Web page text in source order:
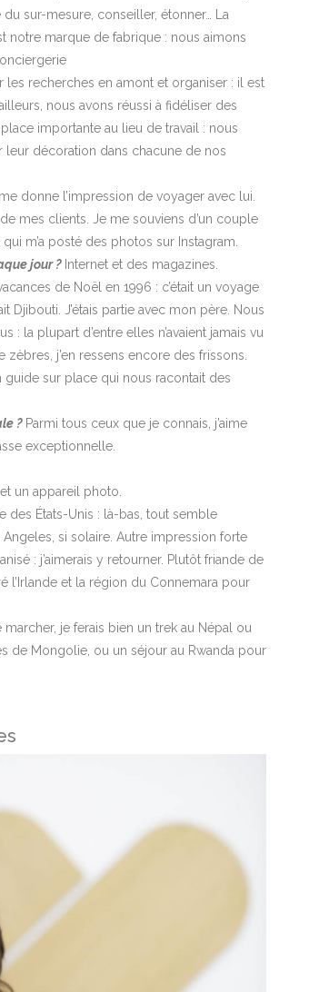
sur-mesure, conseiller, étonner… La
notre marque de fabrique : nous aimons
les recherches en amont et organiser : il est
nous avons réussi à fidéliser des
importante au lieu de travail : nous
leur décoration dans chacune de nos
donne l’impression de voyager avec lui.
mes clients. Je me souviens d’un couple
m’a posté des photos sur Instagram.
jour ? Internet et des magazines.
de Noël en 1996 : c’était un voyage
Djibouti. J’étais partie avec mon père. Nous
la plupart d’entre elles n’avaient jamais vu
j’en ressens encore des frissons.
sur place qui nous racontait des
? Parmi tous ceux que je connais, j’aime
exceptionnelle.
un appareil photo.
des États-Unis : là-bas, tout semble
si solaire. Autre impression forte
: j’aimerais y retourner. Plutôt friande de
l’Irlande et la région du Connemara pour
marcher, je ferais bien un trek au Népal ou
de Mongolie, ou un séjour au Rwanda pour